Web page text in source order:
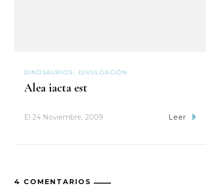
DINOSAURIOS DIVULGACIÓN
Alea iacta est
El 24 Noviembre, 2009 Leer
4 COMENTARIOS